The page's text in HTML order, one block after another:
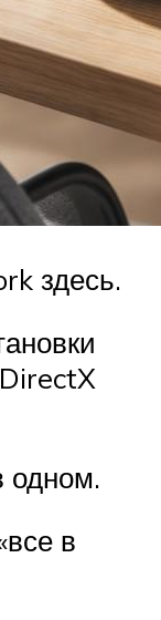
здесь.
одном.
в